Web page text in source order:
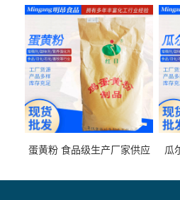
蛋黄粉 食品级生产厂家供应 瓜